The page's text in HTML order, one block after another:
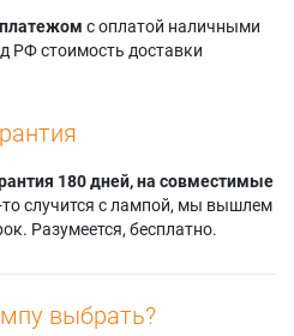
F35 AS3D WUXGA
Projectiondesign
FL32 1080
Projectiondesign
FL32 WUXGA
с оплатой наличными
РФ стоимость доставки
180 дней, на совместимые
то случится с лампой, мы вышлем
Разумеется, бесплатно.
выбрать?